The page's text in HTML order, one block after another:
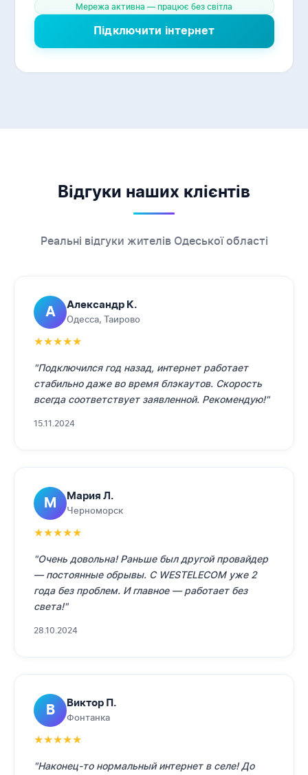
Мережа активна — працює без світла
Підключити інтернет
Відгуки наших клієнтів
Реальні відгуки жителів Одеської області
А Александр К.
Одесса, Таирово
★★★★★
"Подключился год назад, интернет работает
стабильно даже во время блэкаутов. Скорость
всегда соответствует заявленной. Рекомендую!"
15.11.2024
М Мария Л.
Черноморск
★★★★★
"Очень довольна! Раньше был другой провайдер
— постоянные обрывы. С WESTELECOM уже 2
года без проблем. И главное — работает без
света!"
28.10.2024
В Виктор П.
Фонтанка
★★★★★
"Наконец-то нормальный интернет в селе! До